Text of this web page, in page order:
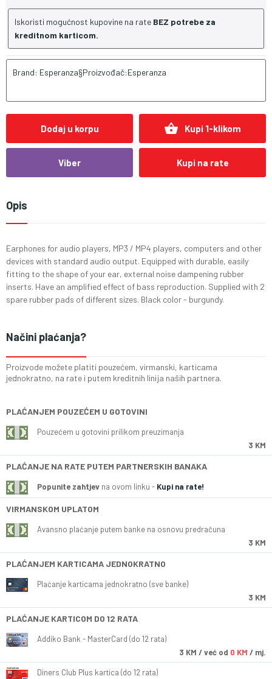
Iskoristi mogućnost kupovine na rate BEZ potrebe za
kreditnom karticom.
Brand: Esperanza§Proizvođač:Esperanza
Dodaj u korpu shopping_basket Kupi 1-klikom
Viber Kupi na rate
Opis
Earphones for audio players, MP3 / MP4 players, computers and other
devices with standard audio output. Equipped with durable, easily
fitting to the shape of your ear, external noise dampening rubber
inserts. Have an amplified effect of bass reproduction. Supplied with 2
spare rubber pads of different sizes. Black color - burgundy.
Načini plaćanja?
Proizvode možete platiti pouzećem, virmanski, karticama
jednokratno, na rate i putem kreditnih linija naših partnera.
PLAĆANJEM POUZEĆEM U GOTOVINI
Pouzećem u gotovini prilikom preuzimanja
3 KM
PLAĆANJE NA RATE PUTEM PARTNERSKIH BANAKA
Popunite zahtjev na ovom linku - Kupi na rate!
VIRMANSKOM UPLATOM
Avansno plaćanje putem banke na osnovu predračuna
3 KM
PLAĆANJEM KARTICAMA JEDNOKRATNO
Plaćanje karticama jednokratno (sve banke)
3 KM
PLAĆANJE KARTICOM DO 12 RATA
Addiko Bank - MasterCard (do 12 rata)
3 KM / već od 0 KM / mj.
Diners Club Plus kartica (do 12 rata)